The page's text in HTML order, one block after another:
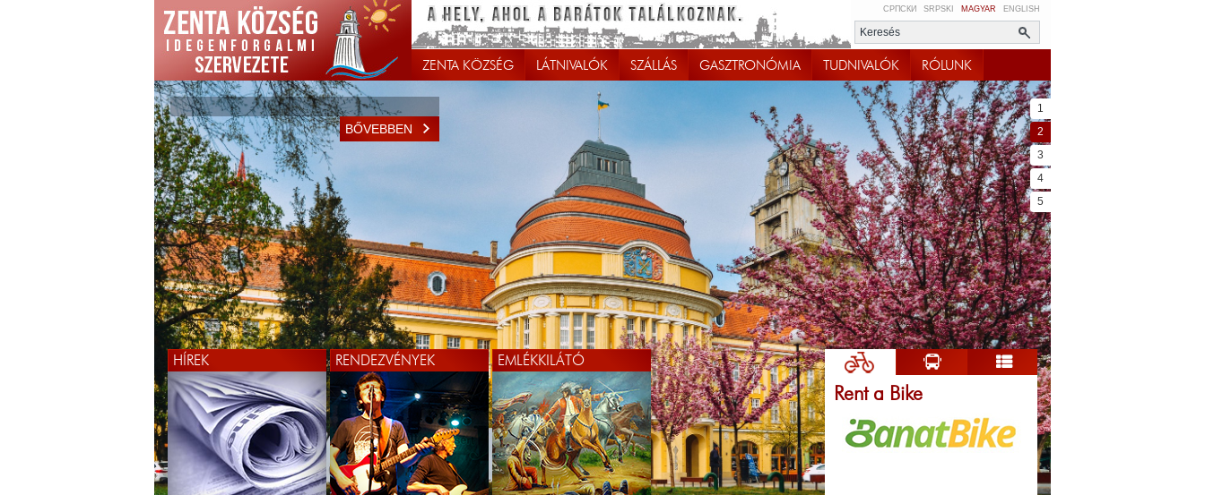
СРПСКИ SRPSKI MAGYAR ENGLISH
ZENTA KÖZSÉG LÁTNIVALÓK SZÁLLÁS GASZTRONÓMIA TUDNIVALÓK RÓLUNK
BŐVEBBEN
1
2
3
4
5
HÍREK RENDEZVÉNYEK EMLÉKKILÁTÓ
Rent a Bike